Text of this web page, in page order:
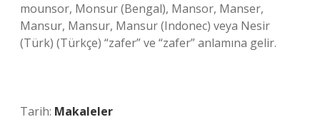
mounsor, Monsur (Bengal), Mansor, Manser,
Mansur, Mansur, Mansur (Indonec) veya Nesir
(Türk) (Türkçe) “zafer” ve “zafer” anlamına gelir.
Tarih: Makaleler